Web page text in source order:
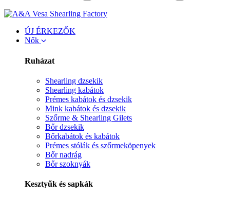
ÚJ ÉRKEZŐK
Nők
Ruházat
Shearling dzsekik
Shearling kabátok
Prémes kabátok és dzsekik
Mink kabátok és dzsekik
Szőrme & Shearling Gilets
Bőr dzsekik
Bőrkabátok és kabátok
Prémes stólák és szőrmeköpenyek
Bőr nadrág
Bőr szoknyák
Kesztyűk és sapkák